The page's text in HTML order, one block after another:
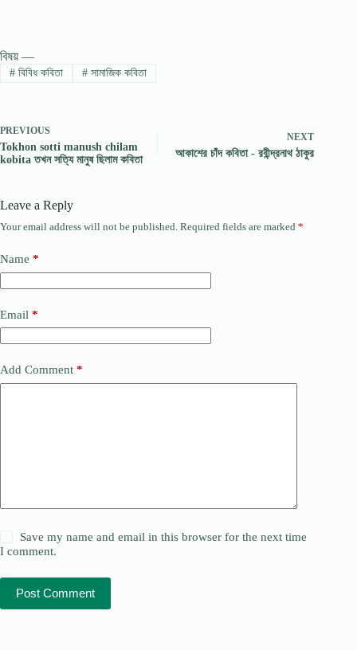
বিষয় —
#বিবিধ কবিতা #সামাজিক কবিতা
PREVIOUS
Tokhon sotti manush chilam
kobita তখন সত্যি মানুষ ছিলাম কবিতা
NEXT
আকাশের চাঁদ কবিতা - রবীন্দ্রনাথ ঠাকুর
Leave a Reply
Your email address will not be published. Required fields are marked *
Name *
Email *
Add Comment *
Save my name and email in this browser for the next time
I comment.
Post Comment